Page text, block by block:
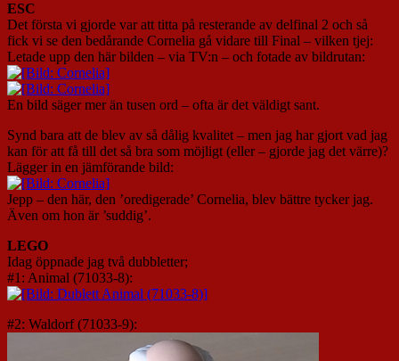
ESC
Det första vi gjorde var att titta på resterande av delfinal 2 och så
fick vi se den bedårande Cornelia gå vidare till Final – vilken tjej:
Letade upp den här bilden – via TV:n – och fotade av bildrutan:
En bild säger mer än tusen ord – ofta är det väldigt sant.
Synd bara att de blev av så dålig kvalitet – men jag har gjort vad jag
kan för att få till det så bra som möjligt (eller – gjorde jag det värre)?
Lägger in en jämförande bild:
Jepp – den här, den ’oredigerade’ Cornelia, blev bättre tycker jag.
Även om hon är ’suddig’.
LEGO
Idag öppnade jag två dubbletter;
#1: Animal (71033-8):
#2: Waldorf (71033-9):